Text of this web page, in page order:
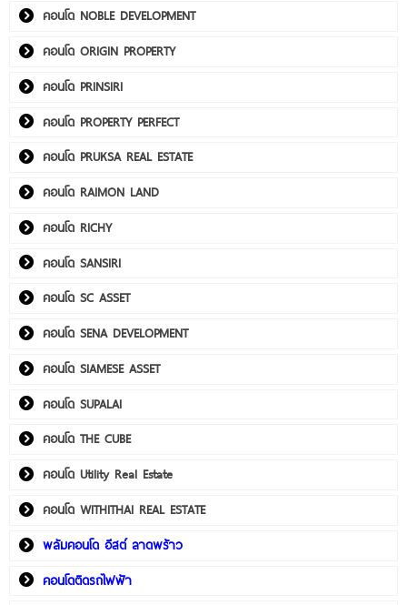
คอนโด NOBLE DEVELOPMENT
คอนโด ORIGIN PROPERTY
คอนโด PRINSIRI
คอนโด PROPERTY PERFECT
คอนโด PRUKSA REAL ESTATE
คอนโด RAIMON LAND
คอนโด RICHY
คอนโด SANSIRI
คอนโด SC ASSET
คอนโด SENA DEVELOPMENT
คอนโด SIAMESE ASSET
คอนโด SUPALAI
คอนโด THE CUBE
คอนโด Utility Real Estate
คอนโด WITHITHAI REAL ESTATE
พลัมคอนโด อีสต์ ลาดพร้าว
คอนโดติดรถไฟฟ้า